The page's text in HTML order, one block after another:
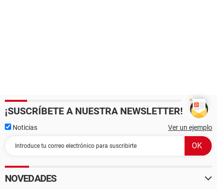
¡SUSCRÍBETE A NUESTRA NEWSLETTER!
Noticias Ver un ejemplo
NOVEDADES